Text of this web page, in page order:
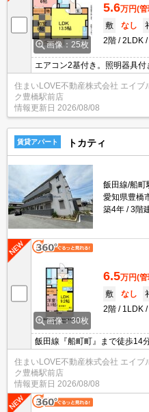
画像：25枚
5.6万円(管
敷
なし
2階
2LDK
エアコン2基付き。照明器具付
住まいLOVE不動産株式会社 エイブ
ク豊橋駅前店
情報更新日 2026/08/08
賃貸アパート トカティ
飯田線/船町
愛知県豊橋
築4年
3階
画像：30枚
6.5万円(管
敷
なし
2階
1LDK
飯田線『船町町』まで徒歩14
ャンプードレッサーなど設備
心◎お気軽にお問い合わせくだ
住まいLOVE不動産株式会社 エイブ
ク豊橋駅前店
情報更新日 2026/08/08